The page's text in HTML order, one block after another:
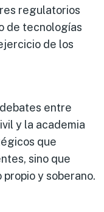
regulatorios
de tecnologías
de los
entre
y la academia
que
sino que
y soberano.